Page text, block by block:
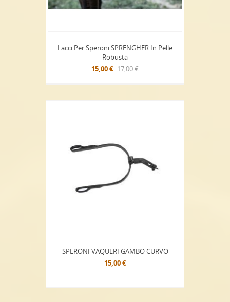
Lacci Per Speroni SPRENGHER In Pelle
Robusta
15,00 € 17,00 €
SPERONI VAQUERI GAMBO CURVO
15,00 €